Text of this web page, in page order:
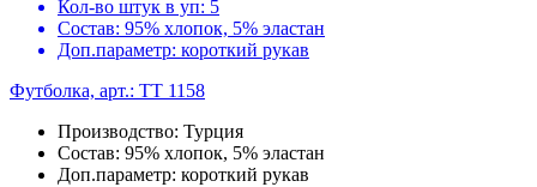
Кол-во штук в уп: 5
Состав: 95% хлопок, 5% эластан
Доп.параметр: короткий рукав
Футболка, арт.: TT 1158
Производство: Турция
Состав: 95% хлопок, 5% эластан
Доп.параметр: короткий рукав